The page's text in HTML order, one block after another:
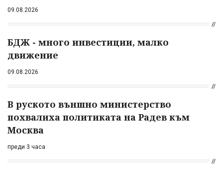
09.08.2026
БДЖ - много инвестиции, малко
движение
09.08.2026
В руското външно министерство
похвалиха политиката на Радев към
Москва
преди 3 часа